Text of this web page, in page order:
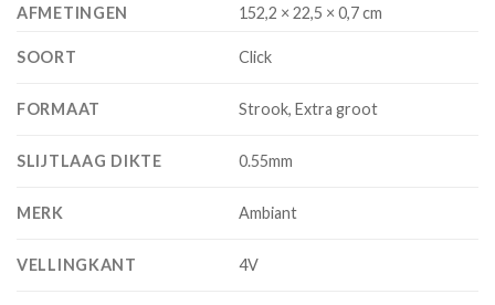
AFMETINGEN 152,2 × 22,5 × 0,7 cm
SOORT Click
FORMAAT Strook, Extra groot
SLIJTLAAG DIKTE 0.55mm
MERK Ambiant
VELLINGKANT 4V